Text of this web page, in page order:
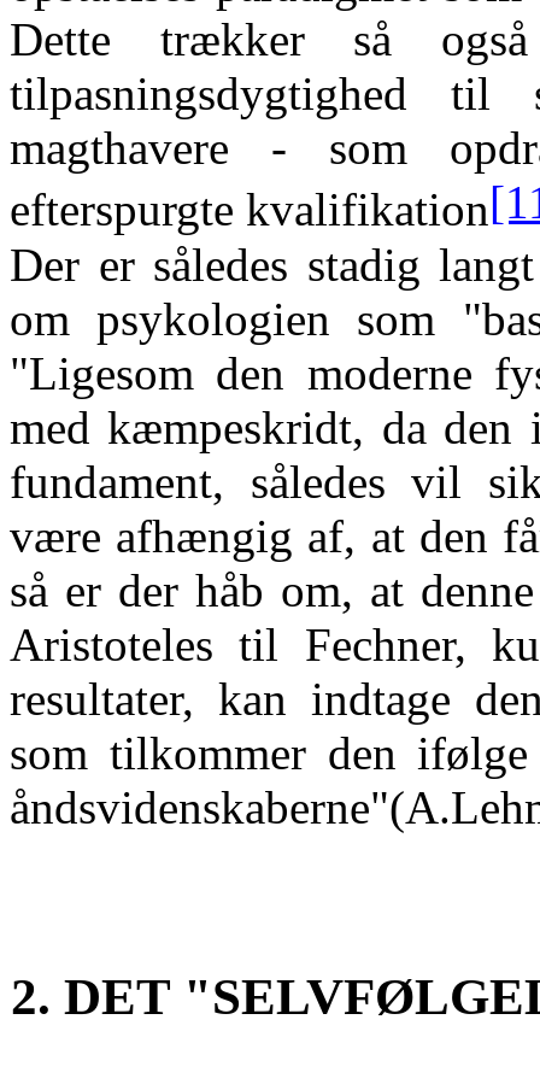
Dette trækker så
tilpasningsdygtighed til
magthavere - som
efterspurgte kvalifikation
Der er således stadig
om psykologien som
"Ligesom den moderne
med kæmpeskridt, da den
fundament, således vil
være afhængig af, at den
så er der håb om, at
Aristoteles til Fechner,
resultater, kan indtage
som tilkommer den
2. DET